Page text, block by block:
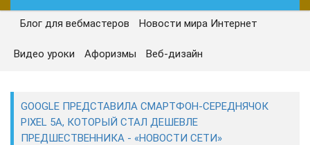
ГЛАВНАЯ
СЕГОДНЯ
САЙТОСТРОЕНИЕ
Блог для вебмастеров Новости мира Интернет
Видео уроки Афоризмы Веб-дизайн
GOOGLE ПРЕДСТАВИЛА СМАРТФОН-СЕРЕДНЯЧОК
PIXEL 5A, КОТОРЫЙ СТАЛ ДЕШЕВЛЕ
ПРЕДШЕСТВЕННИКА - «НОВОСТИ СЕТИ»